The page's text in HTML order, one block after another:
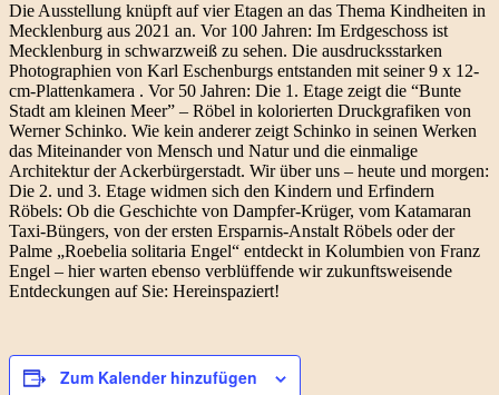
Die Ausstellung knüpft auf vier Etagen an das Thema Kindheiten in
Mecklenburg aus 2021 an. Vor 100 Jahren: Im Erdgeschoss ist
Mecklenburg in schwarzweiß zu sehen. Die ausdrucksstarken
Photographien von Karl Eschenburgs entstanden mit seiner 9 x 12-
cm-Plattenkamera . Vor 50 Jahren: Die 1. Etage zeigt die “Bunte
Stadt am kleinen Meer” – Röbel in kolorierten Druckgrafiken von
Werner Schinko. Wie kein anderer zeigt Schinko in seinen Werken
das Miteinander von Mensch und Natur und die einmalige
Architektur der Ackerbürgerstadt. Wir über uns – heute und morgen:
Die 2. und 3. Etage widmen sich den Kindern und Erfindern
Röbels: Ob die Geschichte von Dampfer-Krüger, vom Katamaran
Taxi-Büngers, von der ersten Ersparnis-Anstalt Röbels oder der
Palme „Roebelia solitaria Engel“ entdeckt in Kolumbien von Franz
Engel – hier warten ebenso verblüffende wir zukunftsweisende
Entdeckungen auf Sie: Hereinspaziert!
Zum Kalender hinzufügen